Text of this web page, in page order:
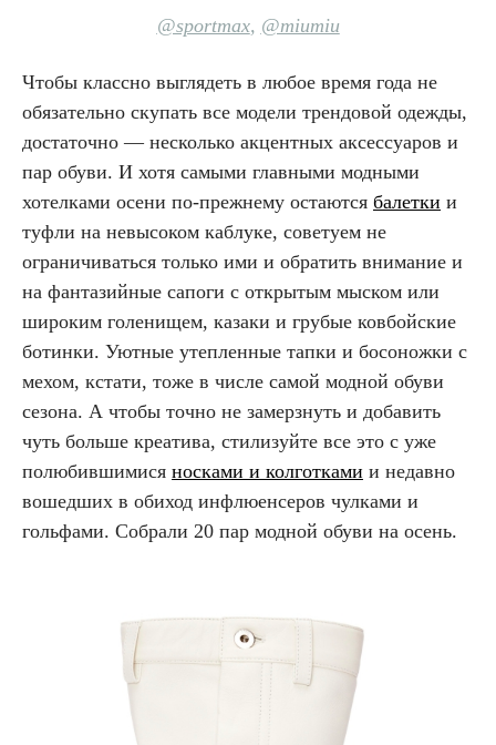
@sportmax, @miumiu
Чтобы классно выглядеть в любое время года не
обязательно скупать все модели трендовой одежды,
достаточно — несколько акцентных аксессуаров и
пар обуви. И хотя самыми главными модными
хотелками осени по-прежнему остаются балетки и
туфли на невысоком каблуке, советуем не
ограничиваться только ими и обратить внимание и
на фантазийные сапоги с открытым мыском или
широким голенищем, казаки и грубые ковбойские
ботинки. Уютные утепленные тапки и босоножки с
мехом, кстати, тоже в числе самой модной обуви
сезона. А чтобы точно не замерзнуть и добавить
чуть больше креатива, стилизуйте все это с уже
полюбившимися носками и колготками и недавно
вошедших в обиход инфлюенсеров чулками и
гольфами. Собрали 20 пар модной обуви на осень.